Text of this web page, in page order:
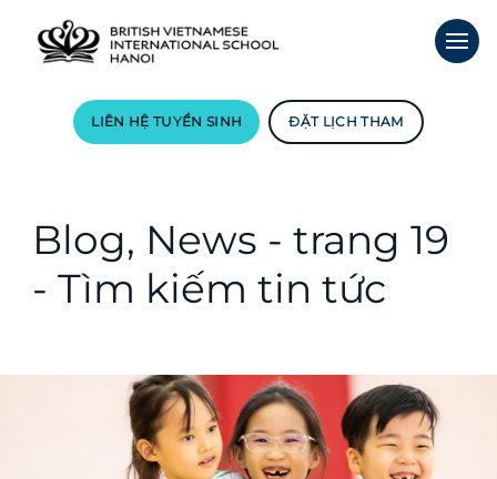
LIÊN HỆ TUYỂN SINH ĐẶT LỊCH THAM
Blog, News - trang 19
- Tìm kiếm tin tức